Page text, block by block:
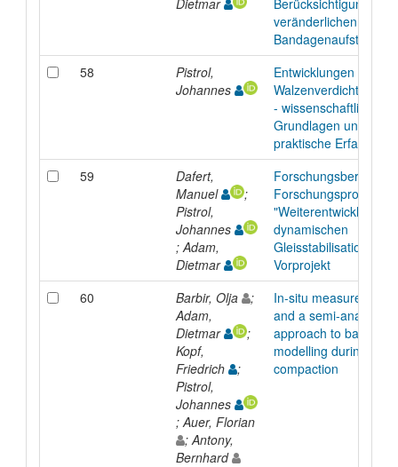
veränderlichen
58
Pistrol,
Johannes
Entwicklungen in der
Walzenverdichtung
- wissenschaftliche
Grundlagen und
praktische
59
Dafert,
Manuel
;
Pistrol,
Johannes
; Adam,
Dietmar
Forschungsbericht
Forschungsprojekt
"Weiterentwicklung
dynamischen
Gleisstabilisation" -
Vorprojekt
60
Barbir, Olja
;
Adam,
Dietmar
;
Kopf,
Friedrich
;
Pistrol,
Johannes
; Auer, Florian
; Antony,
Bernhard
In-situ measurements
and a semi-analytical
approach to ballast
modelling during
compaction